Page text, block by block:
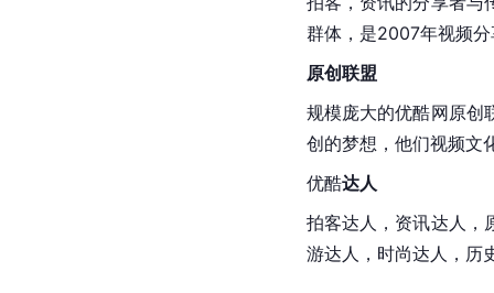
群体，是2007年视频
原创联盟
规模庞大的优酷网原创
创的梦想，他们视频文
优酷达人
拍客达人，资讯达人，
游达人，时尚达人，历